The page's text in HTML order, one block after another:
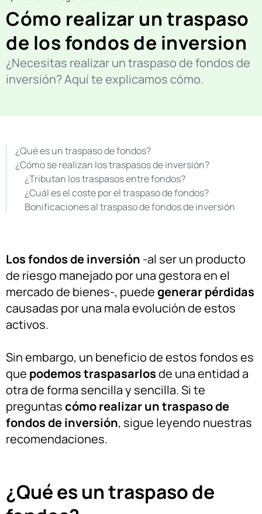
Cómo realizar un traspaso
de los fondos de inversion
¿Necesitas realizar un traspaso de fondos de
inversión? Aquí te explicamos cómo.
¿Qué es un traspaso de fondos?
¿Cómo se realizan los traspasos de inversión?
¿Tributan los traspasos entre fondos?
¿Cuál es el coste por el traspaso de fondos?
Bonificaciones al traspaso de fondos de inversión
Los fondos de inversión -al ser un producto
de riesgo manejado por una gestora en el
mercado de bienes-, puedegenerar pérdidas
causadas por una mala evolución de estos
activos.
Sin embargo, un beneficio de estos fondos es
que podemos traspasarlosde una entidad a
otra de forma sencilla y sencilla. Si te
preguntascómo realizar un traspaso de
fondos de inversión, sigue leyendo nuestras
recomendaciones.
¿Qué es un traspaso de